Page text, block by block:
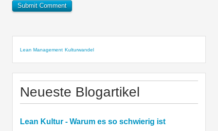
Lean Management Kulturwandel
Neueste Blogartikel
Lean Kultur - Warum es so schwierig ist